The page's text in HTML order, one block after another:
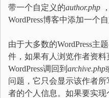
带一个自定义的author.php
WordPress博客中添加一个
由于大多数的WordPress主
件，如果有人浏览作者资料
WordPress调回到 archive.php
问题，它只会显示该作者
者的个人信息。如果要实现